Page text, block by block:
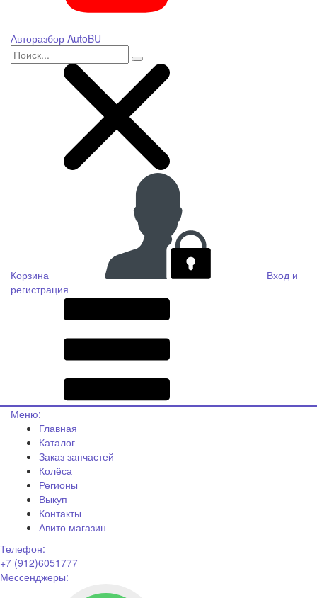
Авторазбор AutoBU
Корзина
Вход и
регистрация
Меню:
Главная
Каталог
Заказ запчастей
Колёса
Регионы
Выкуп
Контакты
Авито магазин
Телефон:
+7 (912)6051777
Мессенджеры: